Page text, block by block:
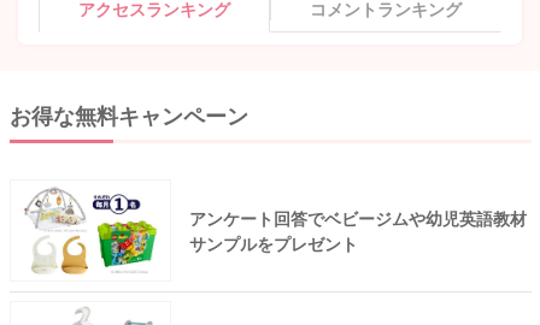
アクセスランキング コメントランキング
お得な無料キャンペーン
アンケート回答でベビージムや幼児英語教材
サンプルをプレゼント